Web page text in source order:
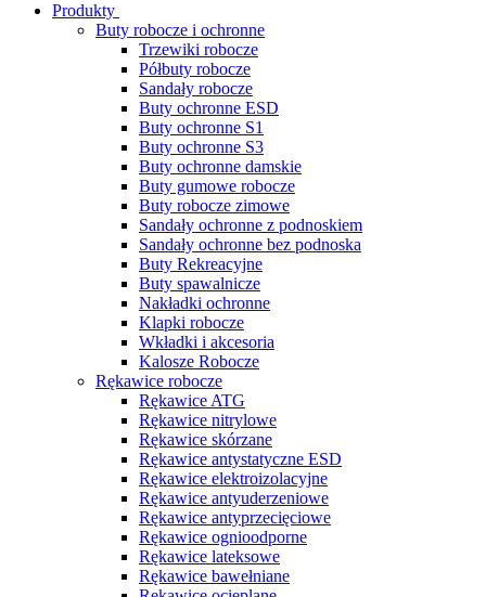
Produkty
Buty robocze i ochronne
Trzewiki robocze
Półbuty robocze
Sandały robocze
Buty ochronne ESD
Buty ochronne S1
Buty ochronne S3
Buty ochronne damskie
Buty gumowe robocze
Buty robocze zimowe
Sandały ochronne z podnoskiem
Sandały ochronne bez podnoska
Buty Rekreacyjne
Buty spawalnicze
Nakładki ochronne
Klapki robocze
Wkładki i akcesoria
Kalosze Robocze
Rękawice robocze
Rękawice ATG
Rękawice nitrylowe
Rękawice skórzane
Rękawice antystatyczne ESD
Rękawice elektroizolacyjne
Rękawice antyuderzeniowe
Rękawice antyprzecięciowe
Rękawice ognioodporne
Rękawice lateksowe
Rękawice bawełniane